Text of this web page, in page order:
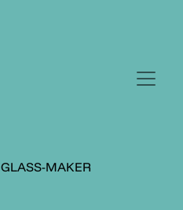
GLASS-MAKER